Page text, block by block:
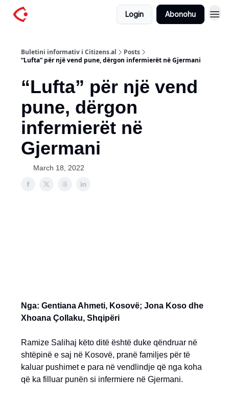
Login Abonohu
Buletini informativ i Citizens.al
Posts
“Lufta” për një vend pune, dërgon infermierët në Gjermani
“Lufta” për një vend
pune, dërgon
infermierët në
Gjermani
March 18, 2022
Nga: Gentiana Ahmeti, Kosovë; Jona Koso dhe
Xhoana Çollaku, Shqipëri
Ramize Salihaj këto ditë është duke qëndruar në
shtëpinë e saj në Kosovë, pranë familjes për të
kaluar pushimet e para në vendlindje që nga koha
që ka filluar punën si infermiere në Gjermani.